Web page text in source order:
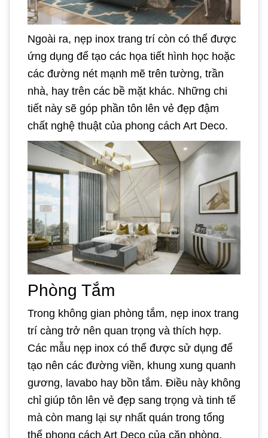
Ngoài ra, nẹp inox trang trí còn có thể được
ứng dụng để tạo các họa tiết hình học hoặc
các đường nét mạnh mẽ trên tường, trần
nhà, hay trên các bề mặt khác. Những chi
tiết này sẽ góp phần tôn lên vẻ đẹp đậm
chất nghệ thuật của phong cách Art Deco.
Phòng Tắm
Trong không gian phòng tắm, nẹp inox trang
trí càng trở nên quan trọng và thích hợp.
Các mẫu nẹp inox có thể được sử dụng để
tạo nên các đường viền, khung xung quanh
gương, lavabo hay bồn tắm. Điều này không
chỉ giúp tôn lên vẻ đẹp sang trọng và tinh tế
mà còn mang lại sự nhất quán trong tổng
thể phong cách Art Deco của căn phòng.